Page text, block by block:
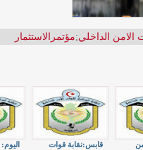
الامن الداخلي;مؤتمرالاستثمار
قابس:نقابة قوات